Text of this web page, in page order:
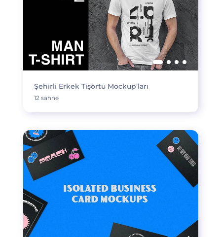
Şehirli Erkek Tişörtü Mockup’ları
12 sahne